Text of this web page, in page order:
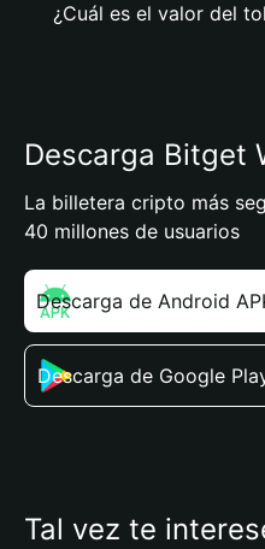
¿Cuál es el valor del
Descarga Bitget
La billetera cripto más
40 millones de usuarios
Descarga de Android
Descarga de Google
Tal vez te